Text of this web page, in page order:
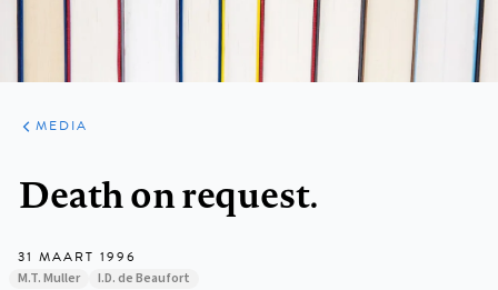
ARTIKELEN
VARIA
MEDIA
Death on request.
31 MAART 1996
M.T. Muller I.D. de Beaufort